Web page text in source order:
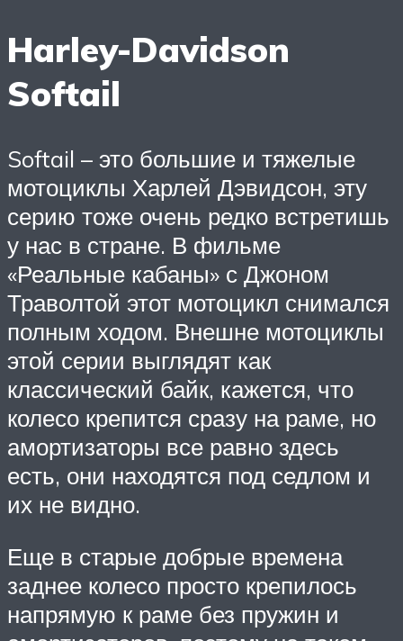
Harley-Davidson
Softail
Softail – это большие и тяжелые
мотоциклы Харлей Дэвидсон, эту
серию тоже очень редко встретишь
у нас в стране. В фильме
«Реальные кабаны» с Джоном
Траволтой этот мотоцикл снимался
полным ходом. Внешне мотоциклы
этой серии выглядят как
классический байк, кажется, что
колесо крепится сразу на раме, но
амортизаторы все равно здесь
есть, они находятся под седлом и
их не видно.
Еще в старые добрые времена
заднее колесо просто крепилось
напрямую к раме без пружин и